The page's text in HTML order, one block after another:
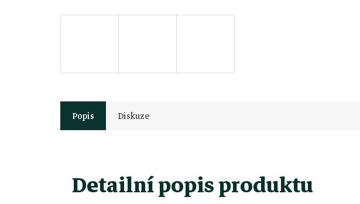
Popis Diskuze
Detailní popis produktu